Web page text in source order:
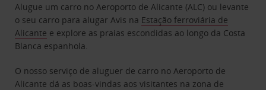
Alugue um carro no Aeroporto de Alicante (ALC) ou levante
o seu carro para alugar Avis na Estação ferroviária de
Alicante e explore as praias escondidas ao longo da Costa
Blanca espanhola.
O nosso serviço de aluguer de carro no Aeroporto de
Alicante dá as boas-vindas aos visitantes na zona de